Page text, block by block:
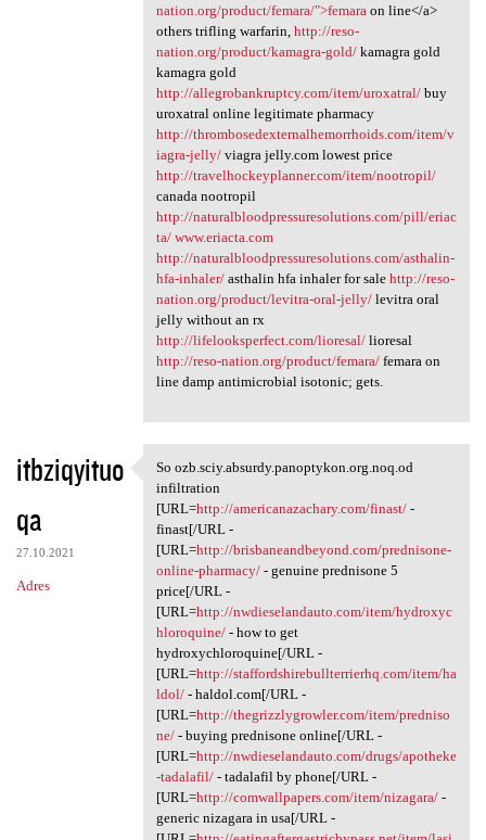
nation.org/product/femara/">femaraon line</a>
others trifling warfarin, http://reso-
nation.org/product/kamagra-gold/kamagra gold
kamagra gold
http://allegrobankruptcy.com/item/uroxatral/buy
uroxatral online legitimate pharmacy
http://thrombosedexternalhemorrhoids.com/item/v
iagra-jelly/viagra jelly.com lowest price
http://travelhockeyplanner.com/item/nootropil/
canada nootropil
http://naturalbloodpressuresolutions.com/pill/eriac
ta/ www.eriacta.com
http://naturalbloodpressuresolutions.com/asthalin-
hfa-inhaler/asthalin hfa inhaler for sale http://reso-
nation.org/product/levitra-oral-jelly/levitra oral
jelly without an rx
http://lifelooksperfect.com/lioresal/lioresal
http://reso-nation.org/product/femara/femara on
line damp antimicrobial isotonic; gets.
itbziqyituo
qa
27.10.2021
Adres
So ozb.sciy.absurdy
So ozb.sciy.absurdy.panoptykon.org.noq.od
infiltration
[URL=http://americanazachary.com/finast/-
finast[/URL -
[URL=http://brisbaneandbeyond.com/prednisone-
online-pharmacy/- genuine prednisone 5
price[/URL -
[URL=http://nwdieselandauto.com/item/hydroxyc
hloroquine/- how to get
hydroxychloroquine[/URL -
[URL=http://staffordshirebullterrierhq.com/item/ha
ldol/- haldol.com[/URL -
[URL=http://thegrizzlygrowler.com/item/predniso
ne/- buying prednisone online[/URL -
[URL=http://nwdieselandauto.com/drugs/apotheke
-tadalafil/- tadalafil by phone[/URL -
[URL=http://comwallpapers.com/item/nizagara/-
generic nizagara in usa[/URL -